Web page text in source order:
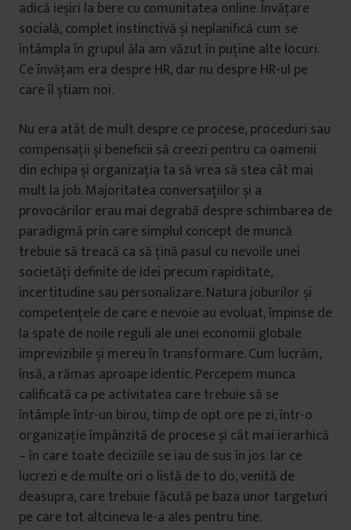
adică ieșiri la bere cu comunitatea online. Învățare
socială, complet instinctivă și neplanifică cum se
întâmpla în grupul ăla am văzut în puține alte locuri.
Ce învățam era despre HR, dar nu despre HR-ul pe
care îl știam noi.
Nu era atât de mult despre ce procese, proceduri sau
compensații și beneficii să creezi pentru ca oamenii
din echipa și organizația ta să vrea să stea cât mai
mult la job. Majoritatea conversațiilor și a
provocărilor erau mai degrabă despre schimbarea de
paradigmă prin care simplul concept de muncă
trebuie să treacă ca să țină pasul cu nevoile unei
societăți definite de idei precum rapiditate,
incertitudine sau personalizare. Natura joburilor și
competențele de care e nevoie au evoluat, împinse de
la spate de noile reguli ale unei economii globale
imprevizibile și mereu în transformare. Cum lucrăm,
însă, a rămas aproape identic. Percepem munca
calificată ca pe activitatea care trebuie să se
întâmple într-un birou, timp de opt ore pe zi, într-o
organizație împânzită de procese și cât mai ierarhică
– în care toate deciziile se iau de sus în jos. Iar ce
lucrezi e de multe ori o listă de to do, venită de
deasupra, care trebuie făcută pe baza unor targeturi
pe care tot altcineva le-a ales pentru tine.